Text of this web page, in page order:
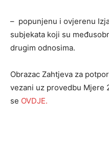
– popunjenu i ovjerenu
subjekata koji su
drugim odnosima.
Obrazac Zahtjeva za
vezani uz provedbu Mjere
se OVDJE.